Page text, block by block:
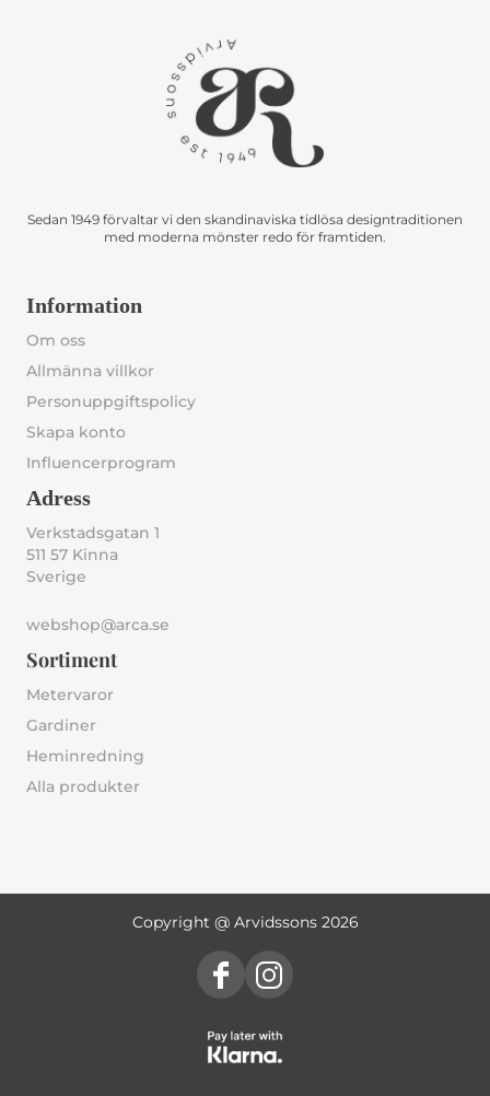
Sedan 1949 förvaltar vi den skandinaviska tidlösa designtraditionen
med moderna mönster redo för framtiden.
Information
Om oss
Allmänna villkor
Personuppgiftspolicy
Skapa konto
Influencerprogram
Adress
Verkstadsgatan 1
511 57 Kinna
Sverige
webshop@arca.se
Sortiment
Metervaror
Gardiner
Heminredning
Alla produkter
Copyright @ Arvidssons 2026